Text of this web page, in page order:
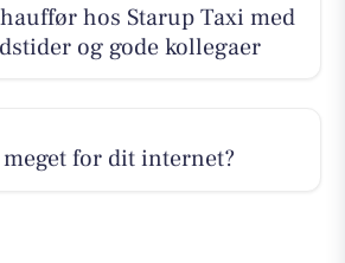
hos Starup Taxi med
og gode kollegaer
for dit internet?